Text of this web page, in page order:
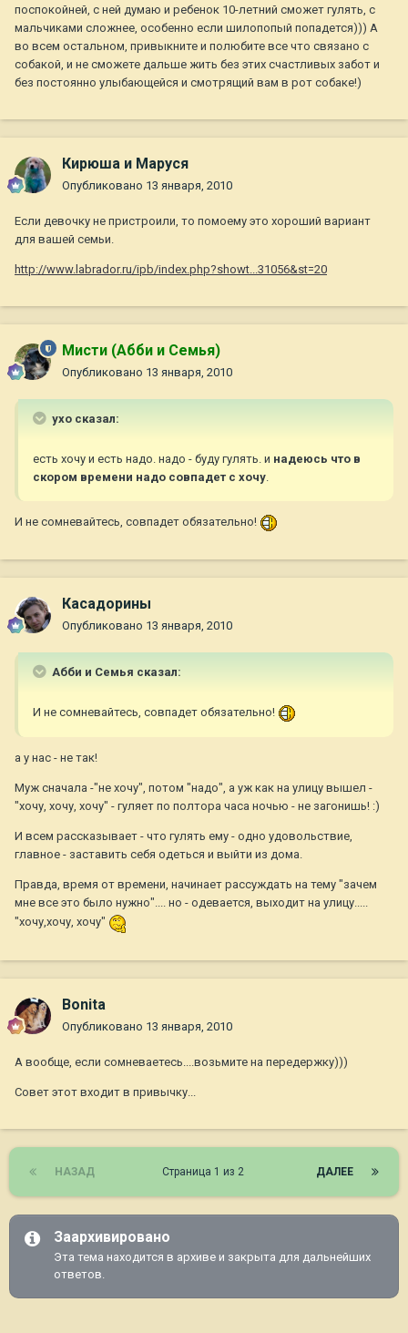
поспокойней, с ней думаю и ребенок 10-летний сможет гулять, с
мальчиками сложнее, особенно если шилопопый попадется))) А
во всем остальном, привыкните и полюбите все что связано с
собакой, и не сможете дальше жить без этих счастливых забот и
без постоянно улыбающейся и смотрящий вам в рот собаке!)
Кирюша и Маруся
Опубликовано 13 января, 2010
Если девочку не пристроили, то помоему это хороший вариант
для вашей семьи.
http://www.labrador.ru/ipb/index.php?showt...31056&st=20
Мисти (Абби и Семья)
Опубликовано 13 января, 2010
ухо сказал:
есть хочу и есть надо. надо - буду гулять. и надеюсь что в
скором времени надо совпадет с хочу.
И не сомневайтесь, совпадет обязательно!
Касадорины
Опубликовано 13 января, 2010
Абби и Семья сказал:
И не сомневайтесь, совпадет обязательно!
а у нас - не так!
Муж сначала -"не хочу", потом "надо", а уж как на улицу вышел -
"хочу, хочу, хочу" - гуляет по полтора часа ночью - не загонишь! :)
И всем рассказывает - что гулять ему - одно удовольствие,
главное - заставить себя одеться и выйти из дома.
Правда, время от времени, начинает рассуждать на тему "зачем
мне все это было нужно".... но - одевается, выходит на улицу.....
"хочу,хочу, хочу"
Bonita
Опубликовано 13 января, 2010
А вообще, если сомневаетесь....возьмите на передержку)))
Совет этот входит в привычку...
НАЗАД ДАЛЕЕ
Страница 1 из 2
Заархивировано
Эта тема находится в архиве и закрыта для дальнейших
ответов.